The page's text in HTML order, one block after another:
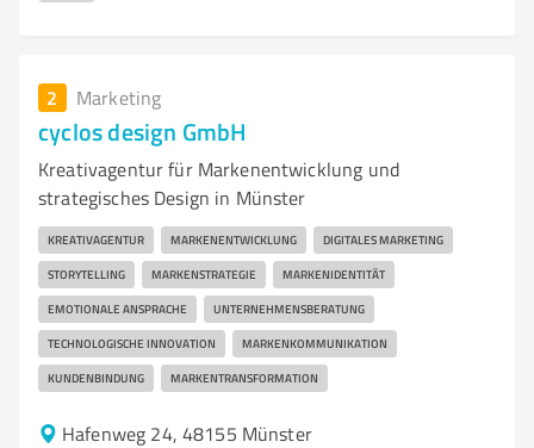
2 Marketing
cyclos design GmbH
Kreativagentur für Markenentwicklung und
strategisches Design in Münster
KREATIVAGENTUR MARKENENTWICKLUNG DIGITALES MARKETING
STORYTELLING MARKENSTRATEGIE MARKENIDENTITÄT
EMOTIONALE ANSPRACHE UNTERNEHMENSBERATUNG
TECHNOLOGISCHE INNOVATION MARKENKOMMUNIKATION
KUNDENBINDUNG MARKENTRANSFORMATION
Hafenweg 24, 48155 Münster